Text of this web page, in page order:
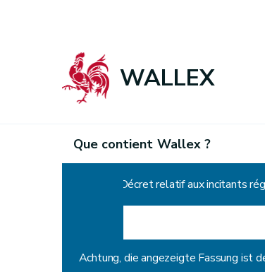
WALLEX
Que contient Wallex ?
Décret relatif aux incitants
Achtung, die angezeigte Fassung ist